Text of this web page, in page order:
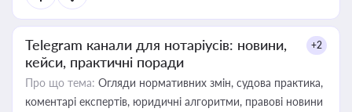
Telegram канали для нотаріусів: новини,
кейси, практичні поради
+2
Про що тема: Огляди нормативних змін, судова практика,
коментарі експертів, юридичні алгоритми, правові новини